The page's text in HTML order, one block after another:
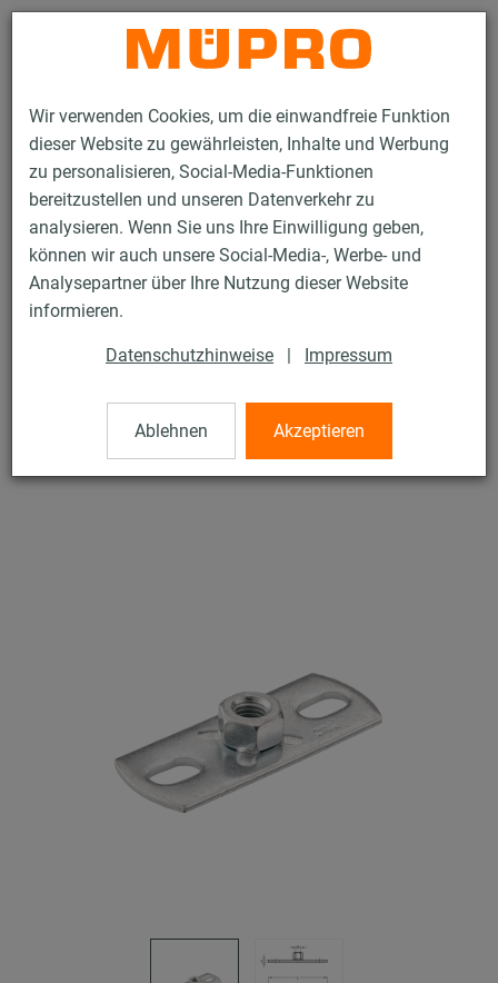
Wir verwenden Cookies, um die einwandfreie Funktion
dieser Website zu gewährleisten, Inhalte und Werbung
zu personalisieren, Social-Media-Funktionen
bereitzustellen und unseren Datenverkehr zu
analysieren. Wenn Sie uns Ihre Einwilligung geben,
können wir auch unsere Social-Media-, Werbe- und
Analysepartner über Ihre Nutzung dieser Website
informieren.
Datenschutzhinweise | Impressum
Ablehnen Akzeptieren
Kontakt
Produkte Befestigungstechnik
Edelstahlprodukte
Edelstahl-Montageteile
Grundplatten mit Mutter
Grundplatten mit Mutter
V2A Grundplatte Größe 1, M12